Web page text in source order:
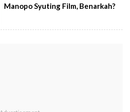
Manopo Syuting Film, Benarkah?